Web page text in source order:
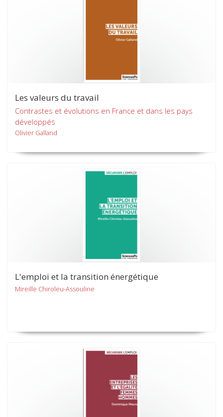
Les valeurs du travail
Contrastes et évolutions en France et dans les pays
développés
Olivier Galland
L'emploi et la transition énergétique
Mireille Chiroleu-Assouline